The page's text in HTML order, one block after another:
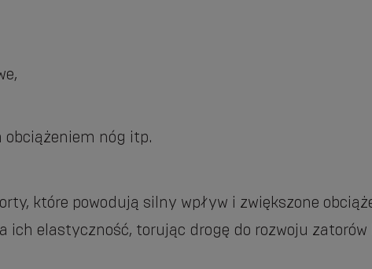
nóg itp.
które powodują silny wpływ i zwiększone
ich elastyczność, torując drogę do rozwoju zatorów